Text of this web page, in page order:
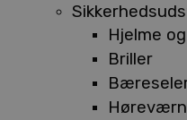
Hjelme
Briller
Høreværn